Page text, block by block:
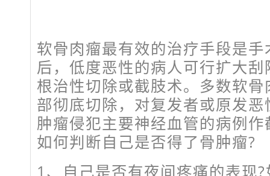
软骨肉瘤最有效的治疗手段是
后，低度恶性的病人可行扩大
根治性切除或截肢术。多数软
部彻底切除，对复发者或原发
肿瘤侵犯主要神经血管的病例
如何判断自己是否得了骨肿瘤?
1、自己是否有夜间疼痛的表现